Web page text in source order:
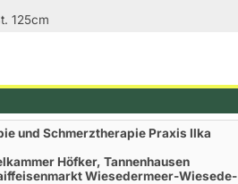
125cm
und Schmerztherapie Praxis Ilka
Höfker, Tannenhausen
Wiesedermeer-Wiesede-